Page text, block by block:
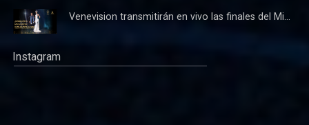
Venevision transmitirán en vivo las finales del Mi...
Instagram